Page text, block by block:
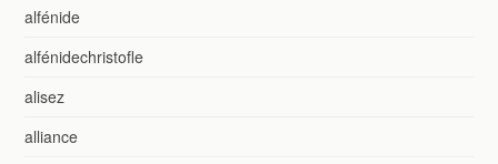
alfénide
alfénidechristofle
alisez
alliance